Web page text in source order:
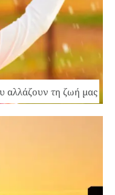
αλλάζουν τη ζωή μας